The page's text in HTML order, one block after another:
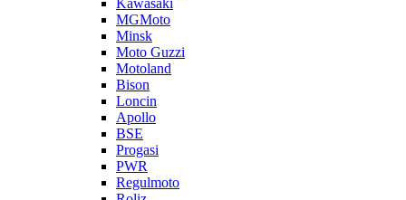
Kawasaki
MGMoto
Minsk
Moto Guzzi
Motoland
Bison
Loncin
Apollo
BSE
Progasi
PWR
Regulmoto